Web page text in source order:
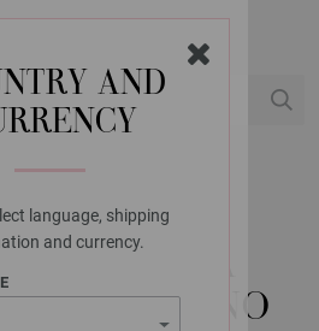
AND
language, shipping
and currency.
GROSSA
DA
LEGNO